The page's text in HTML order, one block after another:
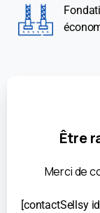
Être
Merci de
[contactSellsy